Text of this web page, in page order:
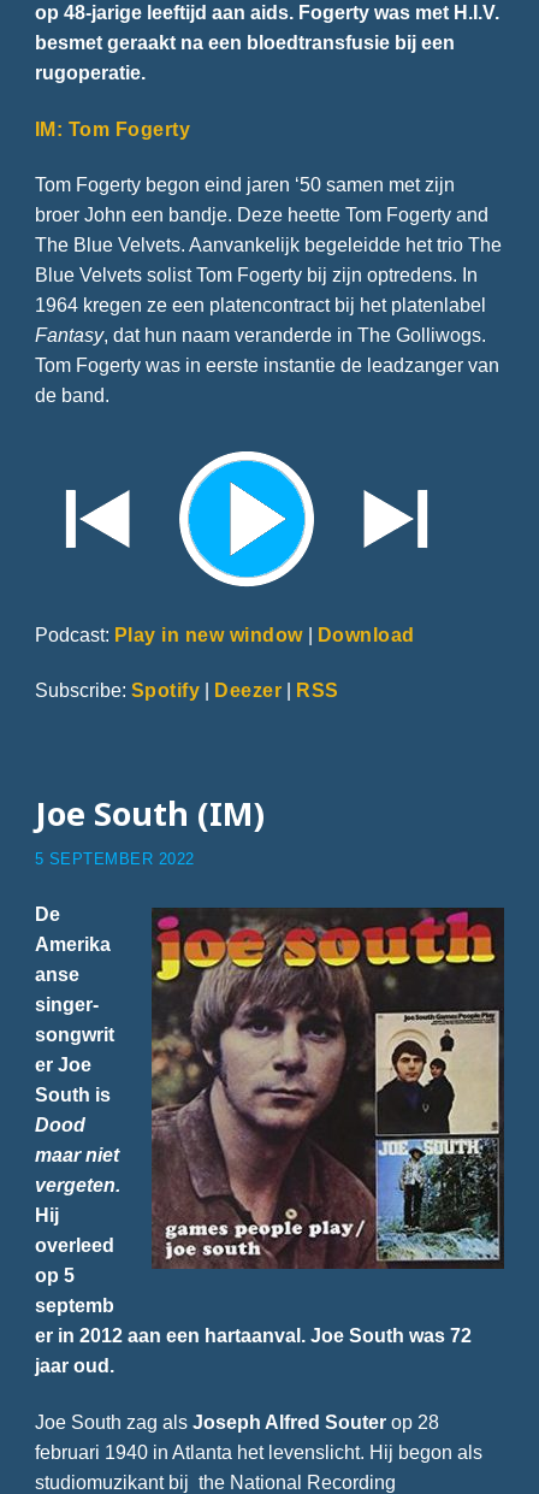
op 48-jarige leeftijd aan aids. Fogerty was met H.I.V.
besmet geraakt na een bloedtransfusie bij een
rugoperatie.
IM: Tom Fogerty
Tom Fogerty begon eind jaren ‘50 samen met zijn
broer John een bandje. Deze heette Tom Fogerty and
The Blue Velvets. Aanvankelijk begeleidde het trio The
Blue Velvets solist Tom Fogerty bij zijn optredens. In
1964 kregen ze een platencontract bij het platenlabel
Fantasy, dat hun naam veranderde in The Golliwogs.
Tom Fogerty was in eerste instantie de leadzanger van
de band.
Podcast: Play in new window| Download
Subscribe: Spotify | Deezer | RSS
Joe South (IM)
5 SEPTEMBER 2022
De
Amerika
anse
singer-
songwrit
er Joe
South is
Dood
maar niet
vergeten.
Hij
overleed
op 5
septemb
er in 2012 aan een hartaanval. Joe South was 72
jaar oud.
Joe South zag als Joseph Alfred Souter op 28
februari 1940 in Atlanta het levenslicht. Hij begon als
studiomuzikant bij the National Recording